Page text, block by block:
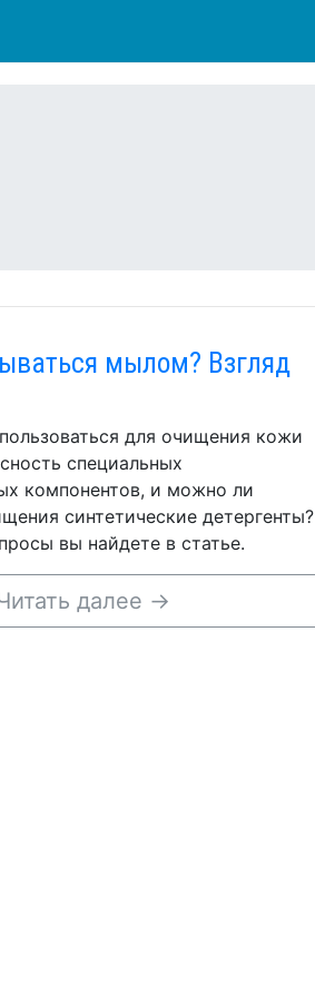
мылом? Взгляд
для очищения кожи
специальных
компонентов, и можно ли
синтетические детергенты?
вы найдете в статье.
далее →